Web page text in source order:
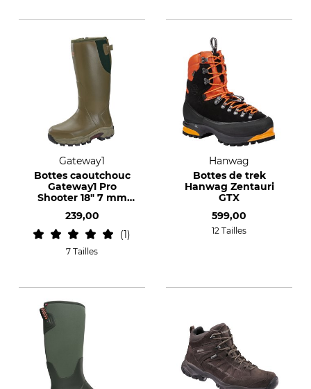
Gateway1
Bottes caoutchouc
Gateway1 Pro
Shooter 18" 7 mm
239,00
1
7 Tailles
Hanwag
Bottes de trek
Hanwag Zentauri
GTX
599,00
12 Tailles